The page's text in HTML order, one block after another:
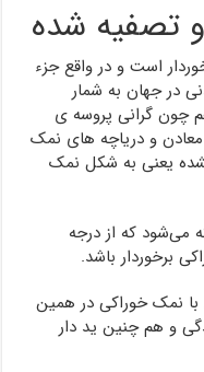
تصفیه شده
است و در واقع جزء
در جهان به شمار
چون گرانی پروسه ی
و دریاچه ‌های نمک
یعنی به شکل نمک
می‌شود که از درجه
برخوردار باشد.
نمک خوراکی در همین
و هم چنین ید دار